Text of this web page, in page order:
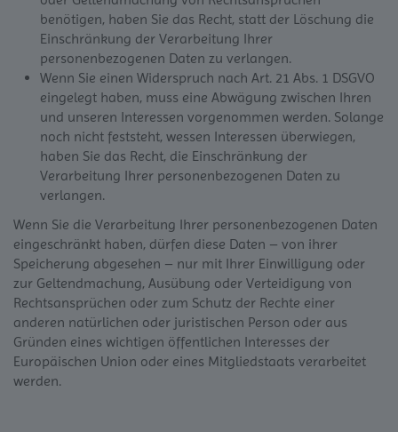
benötigen, haben Sie das Recht, statt der Löschung die
Einschränkung der Verarbeitung Ihrer
personenbezogenen Daten zu verlangen.
Wenn Sie einen Widerspruch nach Art. 21 Abs. 1 DSGVO
eingelegt haben, muss eine Abwägung zwischen Ihren
und unseren Interessen vorgenommen werden. Solange
noch nicht feststeht, wessen Interessen überwiegen,
haben Sie das Recht, die Einschränkung der
Verarbeitung Ihrer personenbezogenen Daten zu
verlangen.
Wenn Sie die Verarbeitung Ihrer personenbezogenen Daten
eingeschränkt haben, dürfen diese Daten – von ihrer
Speicherung abgesehen – nur mit Ihrer Einwilligung oder
zur Geltendmachung, Ausübung oder Verteidigung von
Rechtsansprüchen oder zum Schutz der Rechte einer
anderen natürlichen oder juristischen Person oder aus
Gründen eines wichtigen öffentlichen Interesses der
Europäischen Union oder eines Mitgliedstaats verarbeitet
werden.